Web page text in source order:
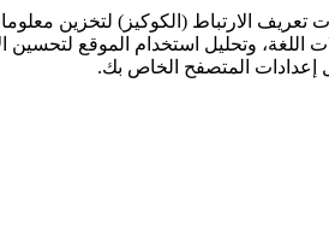
تعريف الارتباط (الكوكيز) لتخزين
اللغة، وتحليل استخدام الموقع لتحسين
إعدادات المتصفح الخاص بك.